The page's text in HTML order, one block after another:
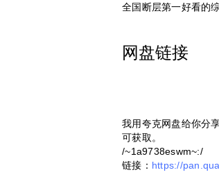
全国断层第一好看的
网盘链接
我用夸克网盘给你分
可获取。
/~1a9738eswm~:/
链接： https://